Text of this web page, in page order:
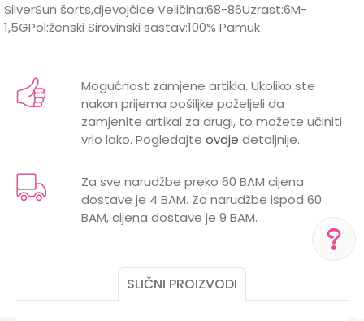
POMOĆ PRI KUPOVINI
SilverSun šorts,djevojčice Veličina:68-86Uzrast:6M-
1,5GPol:ženski Sirovinski sastav:100% Pamuk
Kategorija
Šortsevi i bermude
BOJA
PLAVA
SILVER SUN
POL
ŽENSKI
Email
Mogućnost zamjene artikla. Ukoliko ste
nakon prijema pošiljke poželjeli da
zamjenite artikal za drugi, to možete učiniti
vrlo lako. Pogledajte ovdje detaljnije.
Za sve narudžbe preko 60 BAM cijena
dostave je 4 BAM. Za narudžbe ispod 60
BAM, cijena dostave je 9 BAM.
SLIČNI PROIZVODI